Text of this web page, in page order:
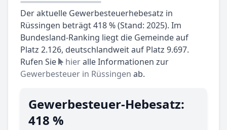
Der aktuelle Gewerbesteuerhebesatz in
Rüssingen beträgt 418 % (Stand: 2025). Im
Bundesland-Ranking liegt die Gemeinde auf
Platz 2.126, deutschlandweit auf Platz 9.697.
Rufen Sie
hieralle Informationen zur
Gewerbesteuer in Rüssingen ab.
Gewerbesteuer-Hebesatz:
418 %